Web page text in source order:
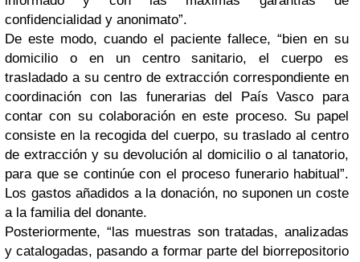
confidencialidad y anonimato”.
De este modo, cuando el paciente fallece, “bien en su
domicilio o en un centro sanitario, el cuerpo es
trasladado a su centro de extracción correspondiente en
coordinación con las funerarias del País Vasco para
contar con su colaboración en este proceso. Su papel
consiste en la recogida del cuerpo, su traslado al centro
de extracción y su devolución al domicilio o al tanatorio,
para que se continúe con el proceso funerario habitual”.
Los gastos añadidos a la donación, no suponen un coste
a la familia del donante.
Posteriormente, “las muestras son tratadas, analizadas
y catalogadas, pasando a formar parte del biorrepositorio